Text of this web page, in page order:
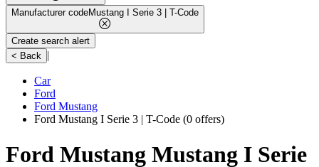
Manufacturer codeMustang I Serie 3 | T-Code
Create search alert
< Back |
Car
Ford
Ford Mustang
Ford Mustang I Serie 3 | T-Code (0 offers)
Ford Mustang Mustang I Serie